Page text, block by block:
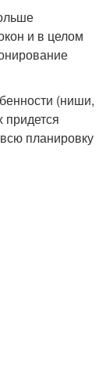
и в целом
(ниши,
планировку